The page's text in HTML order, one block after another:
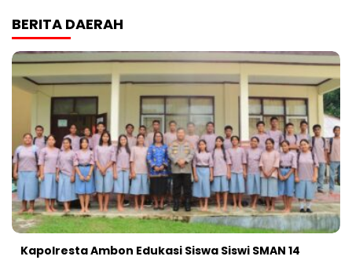
BERITA DAERAH
Kapolresta Ambon Edukasi Siswa Siswi SMAN 14